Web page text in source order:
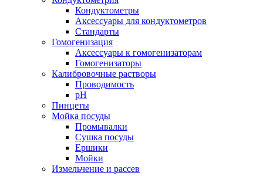
Кондуктометры
Аксессуары для кондуктометров
Стандарты
Гомогенизация
Аксессуары к гомогенизаторам
Гомогенизаторы
Калибровочные растворы
Проводимость
pH
Пинцеты
Мойка посуды
Промывалки
Сушка посуды
Ершики
Мойки
Измельчение и рассев